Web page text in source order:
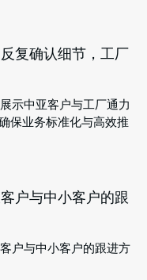
复确认细节，工厂
示中亚客户与工厂通力
保业务标准化与高效推
户与中小客户的跟
户与中小客户的跟进方